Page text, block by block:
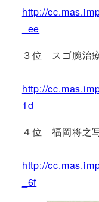
http://
_ee
３位 スゴ腕治
http://
1d
４位 福岡将之
http://
_6f